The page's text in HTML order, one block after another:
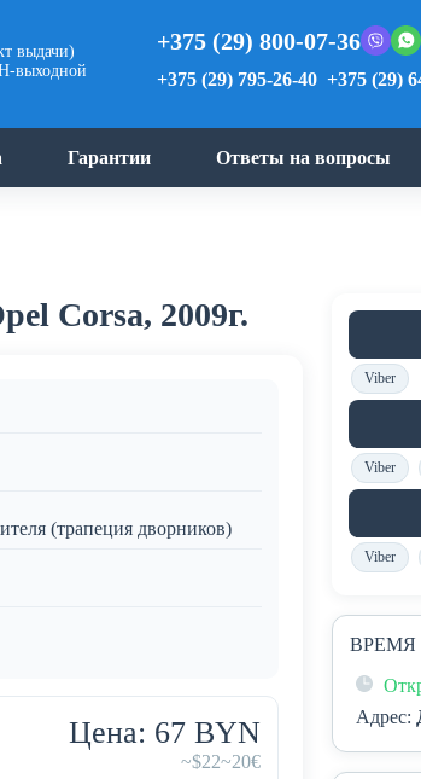
выдачи)
выходной
+375 (29) 800-07-36
+375 (29) 795-26-40 +375 (29)
Гарантии Ответы на вопросы
Corsa, 2009г.
(трапеция дворников)
Цена: 67 BYN
~$22~20€
Viber
Viber
Viber
ВРЕМЯ
Адрес: